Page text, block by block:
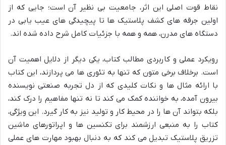
نقاط قوت اصلی این اثر، جامعیت بی نظیر آن است؛ جایی که از
اولین جرقه های کشف پلاستیک ها تا پیچیدگی های عیب یابی در
دستگاه های مدرن، همه و همه با جزئیات کامل شرح داده شده اند.
رویکرد عملی و کاربردی مطالب کتاب، یکی دیگر از دلایل اهمیت آن
است. برخلاف برخی متون که تنها به تئوری ها می پردازند، این کتاب
با ارائه مثال ها و نکات کلیدی که از دل تجربه صنعتی نویسنده
بیرون آمده، به خواننده کمک می کند تا نه تنها مفاهیم را درک کند،
بلکه بتواند آن ها را در محیط کار و تولید نیز به کار گیرد. این ویژگی،
کتاب را به منبعی ارزشمند برای تکنسین ها و اپراتورهای ماشین
تزریق پلاستیک تبدیل می کند که به دنبال بهبود مهارت های عملی